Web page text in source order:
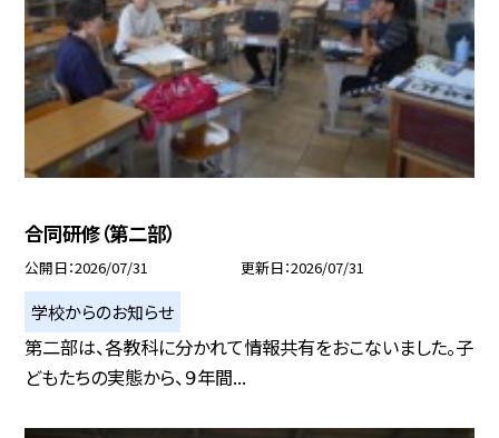
合同研修（第二部）
公開日 2026/07/31 更新日 2026/07/31
学校からのお知らせ
第二部は、各教科に分かれて情報共有をおこないました。子
どもたちの実態から、９年間...